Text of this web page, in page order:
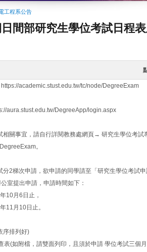
工程系公告
間部研究生學位考試日程
academic.stust.edu.tw/tc/node/DegreeExam
aura.stust.edu.tw/DegreeApp/login.aspx
關事宜，請自行詳閱教務處網頁→ 研究生學位考試
。
2梯次申請，欲申請的同學請至「研究生學位考試申
室提出申請，申請時間如下：
10月6日止，
11月10日止。
序排列好)
表(如附檔，請雙面列印，且須於申請 學位考試三個